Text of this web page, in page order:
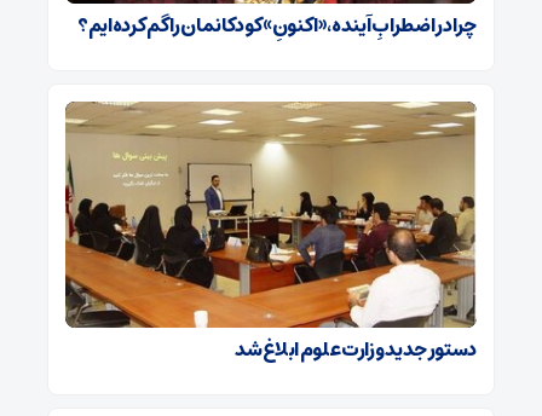
چرا در اضطرابِ آینده، «اکنونِ» کودکانمان را گم کرده‌ایم؟
دستور جدید وزارت علوم ابلاغ شد